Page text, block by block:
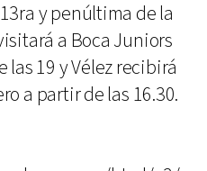
y penúltima de la
a Boca Juniors
las 19 y Vélez recibirá
a partir de las 16.30.